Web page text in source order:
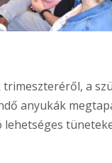
a
anyukák